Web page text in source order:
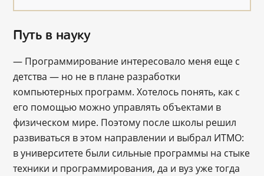
Путь в науку
― Программирование интересовало меня еще с
детства ― но не в плане разработки
компьютерных программ. Хотелось понять, как с
его помощью можно управлять объектами в
физическом мире. Поэтому после школы решил
развиваться в этом направлении и выбрал ИТМО:
в университете были сильные программы на стыке
техники и программирования, да и вуз уже тогда